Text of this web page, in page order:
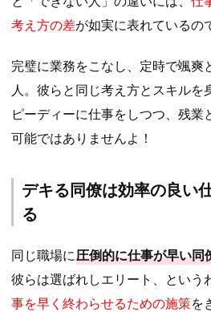
考え方の差が如実に表れているの
完璧に業務をこなし、定時で颯爽
人。彼らと同じ考え方とスキルを
ピーディーに仕事をしつつ、残業
可能ではありませんよ！
デキる同僚は効率の良い
る
同じ職場に圧倒的に仕事が早い同
彼らは選ばれしエリート、という
事を早く終わらせるための施策を